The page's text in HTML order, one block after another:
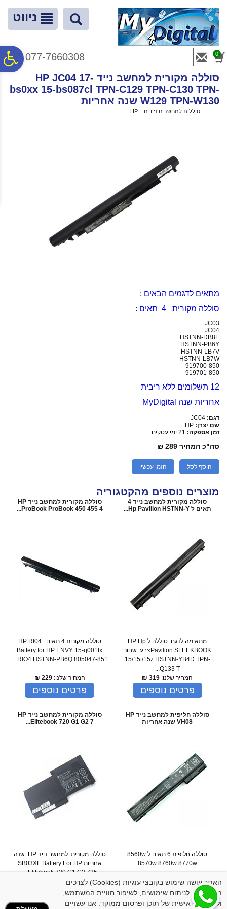
נגישות
המרכזי
ניווט
077-7660308 0
סוללה מקורית למחשב נייד HP JC04 17-
bs0xx 15-bs087cl TPN-C129 TPN-C130 TPN-
W129 TPN-W130 שנה אחריות
סוללות למחשבים ניידים HP
מתאים לדגמים הבאים :
סוללה מקורית 4 תאים :
JC03
JC04
HSTNN-DB8E
HSTNN-PB6Y
HSTNN-LB7V
HSTNN-LB7W
919700-850
919701-850
12 תשלומים ללא ריבית
אחריות שנה MyDigital
דגם: JC04
שם יצרן: HP
זמן אספקה: 21 ימי עסקים
סה"כ המחיר 289 ₪
הוסף לסל הזמן עכשיו
מוצרים נוספים מהקטגוריה
סוללה מקורית למחשב נייד 4
תאים ל Hp Pavilion HSTNN-Y...
מתאימה לדגם: סוללה ל HP Hp
Pavilion SLEEKBOOKצבע: שחור
15/15t/15z HSTNN-YB4D TPN-
Q133 T...
המחיר שלנו: 319
₪
פרטים נוספים
סוללה מקורית למחשב נייד HP
ProBook ProBook 450 455 4...
סוללה מקורית 4 תאים : HP RI04
Battery for HP ENVY 15-q001tx
RIO4 HSTNN-PB6Q 805047-851 ...
המחיר שלנו:229
₪
פרטים נוספים
סוללה חליפית למחשב נייד HP
VH08 שנה אחריות
סוללה חליפית 6 תאים ל 8560w
8570w 8760w 8770w
המחיר שלנו:259
₪
פרטים נוספים
סוללה מקורית למחשב נייד HP
Elitebook 720 G1 G2 7...
סוללה מקורית למחשב נייד HP שנה
אחריות SB03XL Battery For HP
Elitebook 720 G1 G2 725 ...
המחיר שלנו:
פרטים נוספים
האתר עושה שימוש בקובצי עוגיות (Cookies) לצרכים
תפעוליים, לניתוח שימושים, לשיפור חוויית המשתמש,
ולהתאמה אישית של תוכן ופרסום ממוקד. אנו עשויים